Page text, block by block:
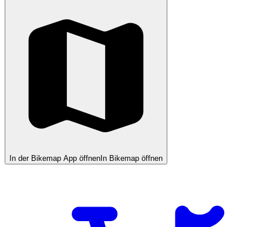
In der Bikemap App öffnen In Bikemap öffnen